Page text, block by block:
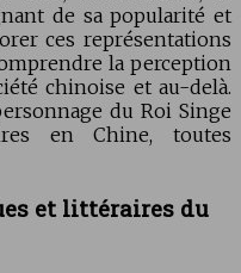
de sa popularité et
ces représentations
la perception
chinoise et au-delà.
du Roi Singe
en Chine, toutes
et littéraires du